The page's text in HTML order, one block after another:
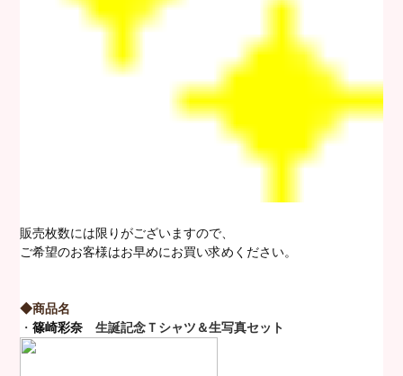
販売枚数には限りがございますので、
ご希望のお客様はお早めにお買い求めください。
◆商品名
・篠崎彩奈 生誕記念Ｔシャツ＆生写真セット